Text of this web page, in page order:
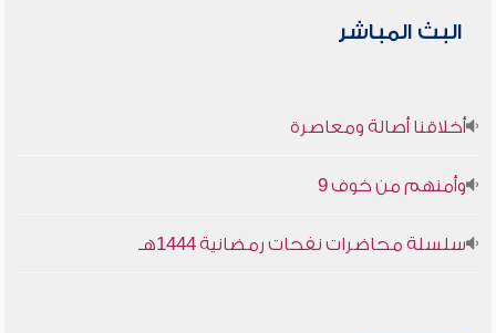
البث المباشر
أخلاقنا أصالة ومعاصرة
وأمنهم من خوف 9
سلسلة محاضرات نفحات رمضانية 1444هـ